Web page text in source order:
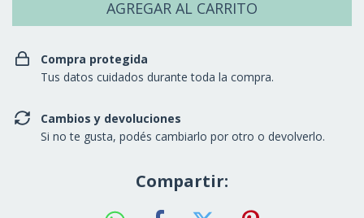
Compra protegida
Tus datos cuidados durante toda la compra.
Cambios y devoluciones
Si no te gusta, podés cambiarlo por otro o devolverlo.
Compartir: